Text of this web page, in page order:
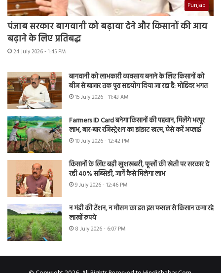
Punjab
पंजाब सरकार बागवानी को बढ़ावा देने और किसानों की आय
बढ़ाने के लिए प्रतिबद्ध
24 July 2026 - 1:45 PM
बागवानी को लाभकारी व्यवसाय बनाने के लिए किसानों को
बीज से बाजार तक पूरा सहयोग दिया जा रहा है: मोहिंदर भगत
15 July 2026 - 11:43 AM
Farmers ID Card बनेगा किसानों की पहचान, मिलेंगे भरपूर
लाभ, बार-बार रजिस्ट्रेशन का झंझट खत्म, ऐसे करें अप्लाई
10 July 2026 - 12:42 PM
किसानों के लिए बड़ी खुशखबरी, फूलों की खेती पर सरकार दे
रही 40% सब्सिडी, जानें कैसे मिलेगा लाभ
9 July 2026 - 12:46 PM
न मंडी की टेंशन, न मौसम का डर! इस फसल से किसान कमा रहे
लाखों रुपये
8 July 2026 - 6:07 PM